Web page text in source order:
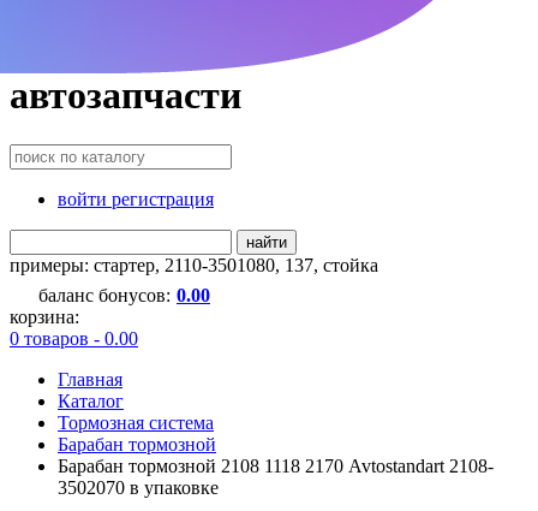
автозапчасти
войти регистрация
найти
примеры: стартер, 2110-3501080, 137, стойка
баланс бонусов: 0.00
корзина:
0 товаров - 0.00
Главная
Каталог
Тормозная система
Барабан тормозной
Барабан тормозной 2108 1118 2170 Avtostandart 2108-
3502070 в упаковке